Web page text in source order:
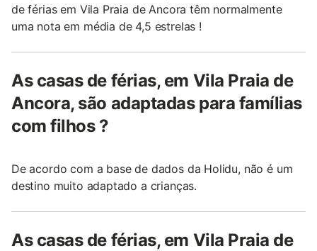
de férias em Vila Praia de Ancora têm normalmente
uma nota em média de 4,5 estrelas !
As casas de férias, em Vila Praia de
Ancora, são adaptadas para famílias
com filhos ?
De acordo com a base de dados da Holidu, não é um
destino muito adaptado a crianças.
As casas de férias, em Vila Praia de